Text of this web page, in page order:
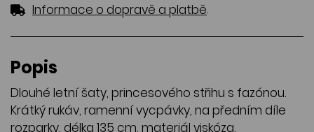
Informace o dopravě a platbě.
Popis
Dlouhé letní šaty, princesového střihu s fazónou.
Krátký rukáv, ramenní vycpávky, na předním díle
rozparky, délka 135 cm, materiál viskóza.